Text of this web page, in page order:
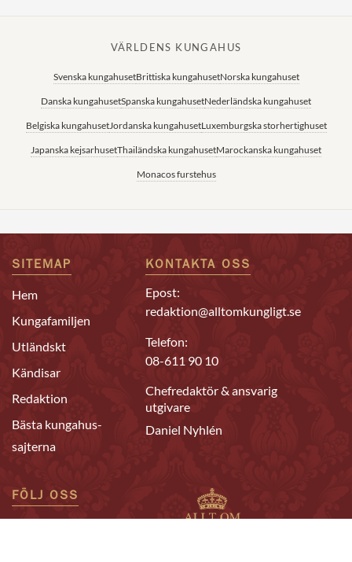
VÄRLDENS KUNGAHUS
Svenska kungahusetBrittiska kungahusetNorska kungahuset
Danska kungahusetSpanska kungahusetNederländska kungahuset
Belgiska kungahusetJordanska kungahusetLuxemburgska storhertighuset
Japanska kejsarhusetThailändska kungahusetMarockanska kungahuset
Monacos furstehus
SITEMAP
Hem
Kungafamiljen
Utländskt
Kändisar
Redaktion
Bästa kungahus-
sajterna
KONTAKTA OSS
Epost:
redaktion@alltomkungligt.se
Telefon:
08-611 90 10
Chefredaktör & ansvarig
utgivare
Daniel Nyhlén
FÖLJ OSS